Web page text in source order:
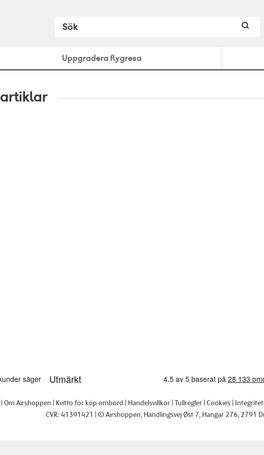
Uppgradera flygresa
artiklar
Om Airshoppen Kvitto för köp ombord Handelsvillkor Tullregler Cookies
CVR: 41391421
© Airshoppen , Handlingsvej Øst 7, Hangar 276, 2791